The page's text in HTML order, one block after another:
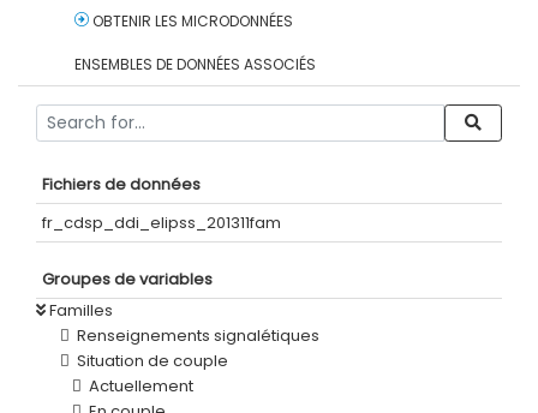
OBTENIR LES MICRODONNÉES
ENSEMBLES DE DONNÉES ASSOCIÉS
Fichiers de données
fr_cdsp_ddi_elipss_201311fam
Groupes de variables
Familles
Renseignements signalétiques
Situation de couple
Actuellement